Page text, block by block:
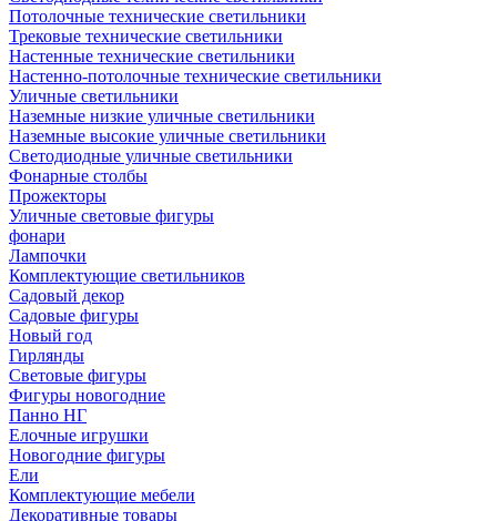
Потолочные технические светильники
Трековые технические светильники
Настенные технические светильники
Настенно-потолочные технические светильники
Уличные светильники
Наземные низкие уличные светильники
Наземные высокие уличные светильники
Светодиодные уличные светильники
Фонарные столбы
Прожекторы
Уличные световые фигуры
фонари
Лампочки
Комплектующие светильников
Садовый декор
Садовые фигуры
Новый год
Гирлянды
Световые фигуры
Фигуры новогодние
Панно НГ
Елочные игрушки
Новогодние фигуры
Ели
Комплектующие мебели
Декоративные товары